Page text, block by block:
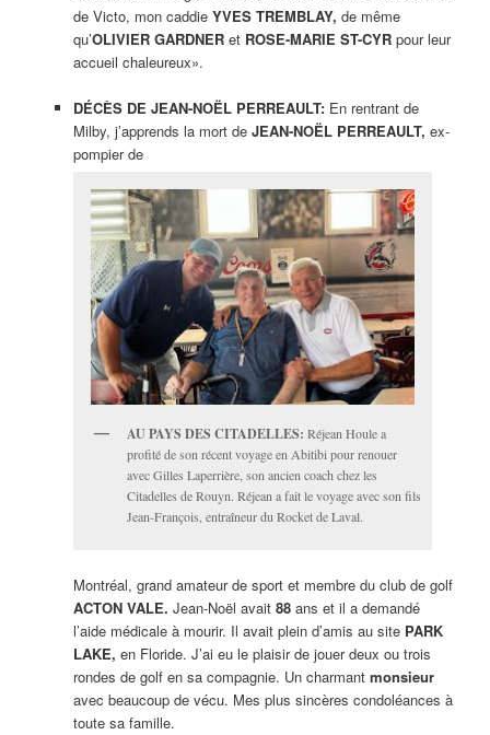
de Victo, mon caddie YVES TREMBLAY, de même
qu’OLIVIER GARDNERet ROSE-MARIE ST-CYRpour leur
accueil chaleureux».
DÉCÈS DE JEAN-NOËL PERREAULT: En rentrant de
Milby, j’apprends la mort de JEAN-NOËL PERREAULT, ex-
pompier de
AU PAYS DES CITADELLES: Réjean Houle a
profité de son récent voyage en Abitibi pour renouer
avec Gilles Laperrière, son ancien coach chez les
Citadelles de Rouyn. Réjean a fait le voyage avec son fils
Jean-François, entraîneur du Rocket de Laval.
Montréal, grand amateur de sport et membre du club de golf
ACTON VALE. Jean-Noël avait 88ans et il a demandé
l’aide médicale à mourir. Il avait plein d’amis au site PARK
LAKE, en Floride. J’ai eu le plaisir de jouer deux ou trois
rondes de golf en sa compagnie. Un charmant monsieur
avec beaucoup de vécu. Mes plus sincères condoléances à
toute sa famille.